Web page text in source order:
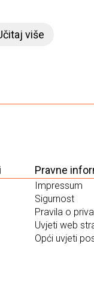
više
Pravne
Impressum
Sigurnost
Pravila o
Uvjeti web
Opći uvjeti